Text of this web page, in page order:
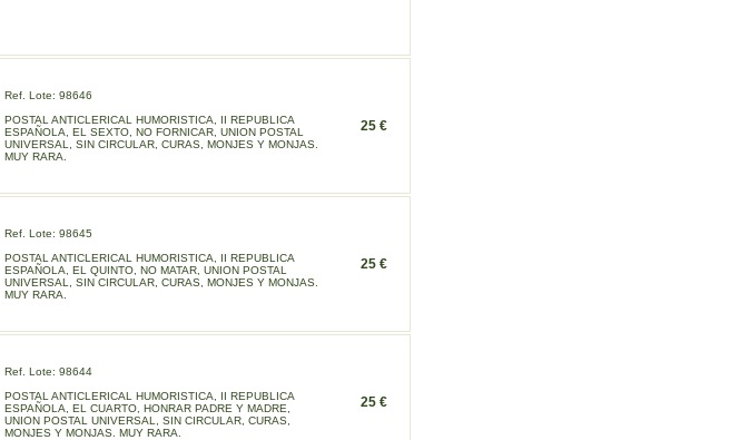
Ref. Lote: 98646
POSTAL ANTICLERICAL HUMORISTICA, II REPUBLICA
ESPAÑOLA, EL SEXTO, NO FORNICAR, UNION POSTAL
UNIVERSAL, SIN CIRCULAR, CURAS, MONJES Y MONJAS.
MUY RARA.
25 €
Ref. Lote: 98645
POSTAL ANTICLERICAL HUMORISTICA, II REPUBLICA
ESPAÑOLA, EL QUINTO, NO MATAR, UNION POSTAL
UNIVERSAL, SIN CIRCULAR, CURAS, MONJES Y MONJAS.
MUY RARA.
25 €
Ref. Lote: 98644
POSTAL ANTICLERICAL HUMORISTICA, II REPUBLICA
ESPAÑOLA, EL CUARTO, HONRAR PADRE Y MADRE,
UNION POSTAL UNIVERSAL, SIN CIRCULAR, CURAS,
MONJES Y MONJAS. MUY RARA.
25 €